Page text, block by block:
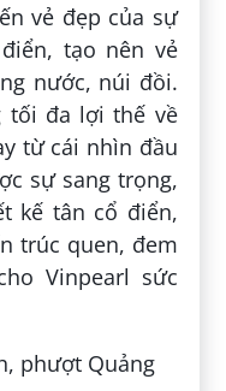
vẻ đẹp của sự
tạo nên vẻ
nước, núi đồi.
tối đa lợi thế về
từ cái nhìn đầu
sự sang trọng,
kế tân cổ điển,
trúc quen, đem
Vinpearl sức